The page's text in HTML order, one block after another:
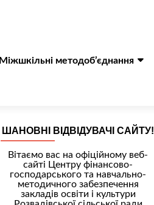
Міжшкільні методоб’єднання
ШАНОВНІ ВІДВІДУВАЧІ САЙТУ!
Вітаємо вас на офіційному веб-
сайті Центру фінансово-
господарського та навчально-
методичного забезпечення
закладів освіти і культури